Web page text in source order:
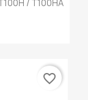
/ T100HA
favorite_border